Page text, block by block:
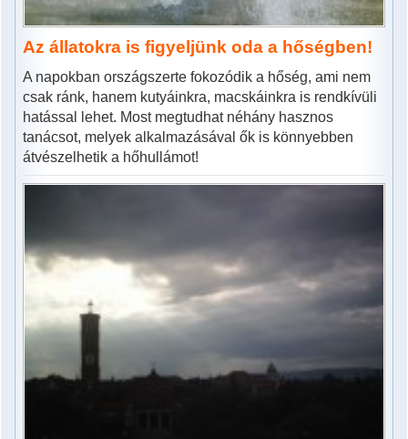
Az állatokra is figyeljünk oda a hőségben!
A napokban országszerte fokozódik a hőség, ami nem
csak ránk, hanem kutyáinkra, macskáinkra is rendkívüli
hatással lehet. Most megtudhat néhány hasznos
tanácsot, melyek alkalmazásával ők is könnyebben
átvészelhetik a hőhullámot!